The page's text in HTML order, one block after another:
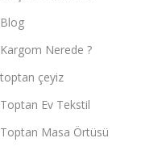
Blog
Kargom Nerede ?
toptan çeyiz
Toptan Ev Tekstil
Toptan Masa Örtüsü